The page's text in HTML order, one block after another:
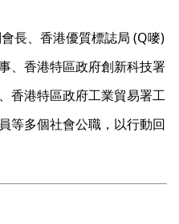
長、香港優質標誌局 (Q嘜)
、香港特區政府創新科技署
香港特區政府工業貿易署工
等多個社會公職，以行動回